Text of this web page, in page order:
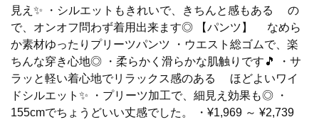
見え✨ ・シルエットもきれいで、きちんと感もある の
で、オンオフ問わず着用出来ます◎ 【パンツ】 なめら
か素材ゆったりプリーツパンツ ・ウエスト総ゴムで、楽
ちんな穿き心地◎ ・柔らかく滑らかな肌触りです🎵 ・サ
ラッと軽い着心地でリラックス感のある ほどよいワイ
ドシルエット✨ ・プリーツ加工で、細見え効果も◎ ・
155cmでちょうどいい丈感でした。 ・¥1,969 ～ ¥2,739